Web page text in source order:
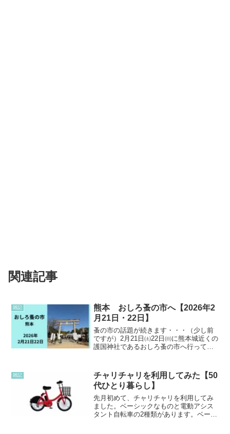
関連記事
雑記
熊本 おしろ蚤の市へ【2026年2
月21日・22日】
蚤の市の話題が続きます・・・（少し前
ですが）2月21日㈯22日㈰に熊本城近くの
護国神社であるおしろ蚤の市へ行って来
イドやカフェなど。約８０店が出店され
ていたそうです！...
雑記
チャリチャリを利用してみた【50
代ひとり暮らし】
先月初めて、チャリチャリを利用してみ
ました。ベーシックなものと電動アシス
タント自転車の2種類があります。ベーシ